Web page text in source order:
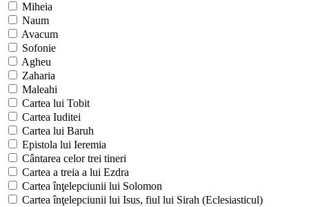
Miheia
Naum
Avacum
Sofonie
Agheu
Zaharia
Maleahi
Cartea lui Tobit
Cartea Iuditei
Cartea lui Baruh
Epistola lui Ieremia
Cântarea celor trei tineri
Cartea a treia a lui Ezdra
Cartea înţelepciunii lui Solomon
Cartea înţelepciunii lui Isus, fiul lui Sirah (Eclesiasticul)